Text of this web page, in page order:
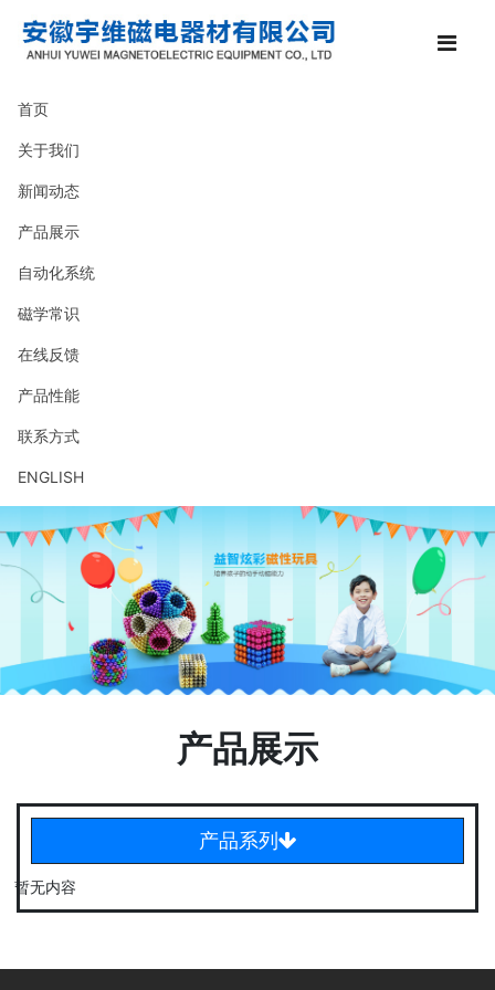
首页
关于我们
新闻动态
产品展示
自动化系统
磁学常识
在线反馈
产品性能
联系方式
ENGLISH
产品展示
产品系列
暂无内容